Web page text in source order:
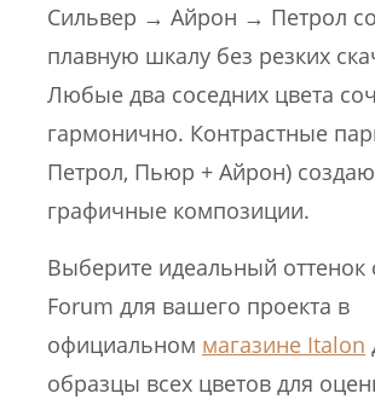
Сильвер → Айрон → Петрол
плавную шкалу без резких
Любые два соседних цвета
гармонично. Контрастные
Петрол, Пьюр + Айрон)
графичные композиции.
Выберите идеальный оттенок
Forum для вашего проекта в
официальном магазине Italon
образцы всех цветов для